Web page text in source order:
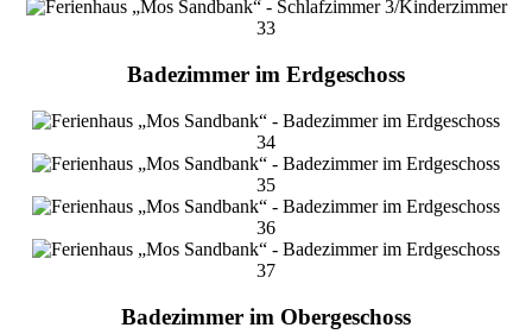
33
Badezimmer im Erdgeschoss
34
35
36
37
Badezimmer im Obergeschoss